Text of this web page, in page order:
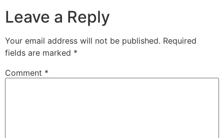
Leave a Reply
Your email address will not be published. Required
fields are marked *
Comment *